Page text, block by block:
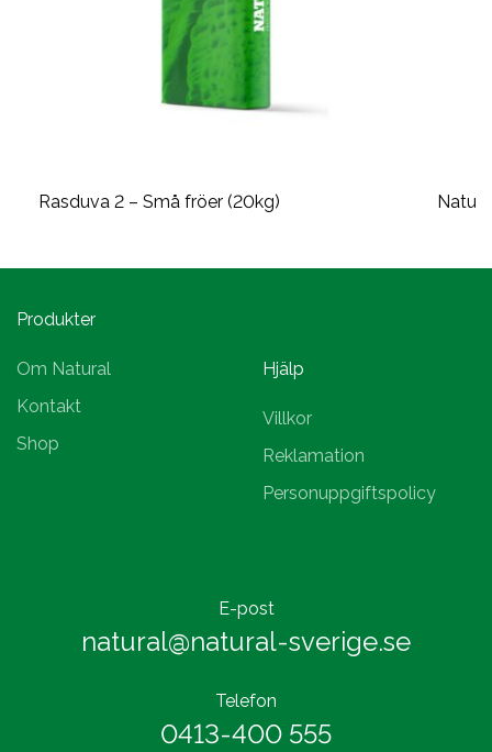
Rasduva 2 – Små fröer (20kg)
Produkter
Om Natural
Kontakt
Shop
Hjälp
Villkor
Reklamation
Personuppgiftspolicy
E-post
natural@natural-sverige.se
Telefon
0413-400 555